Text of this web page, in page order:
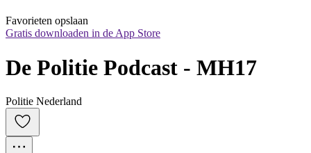
Favorieten opslaan
Gratis downloaden in de App Store
De Politie Podcast - MH17
Politie Nederland